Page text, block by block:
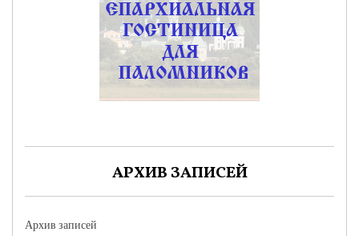
АРХИВ ЗАПИСЕЙ
Архив записей